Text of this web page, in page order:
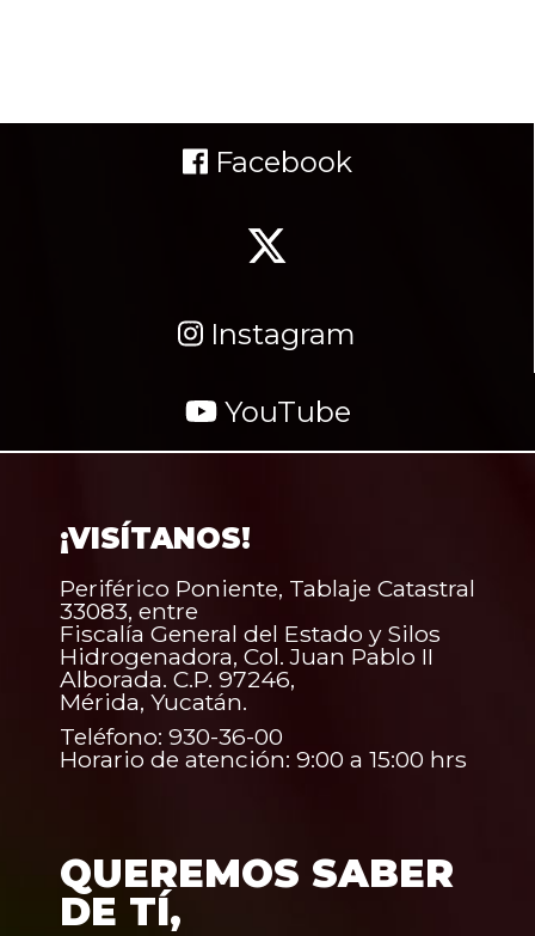
Facebook
Instagram
YouTube
¡VISÍTANOS!
Periférico Poniente, Tablaje Catastral
33083, entre
Fiscalía General del Estado y Silos
Hidrogenadora, Col. Juan Pablo II
Alborada. C.P. 97246,
Mérida, Yucatán.
Teléfono: 930-36-00
Horario de atención: 9:00 a 15:00 hrs
QUEREMOS SABER
DE TÍ,